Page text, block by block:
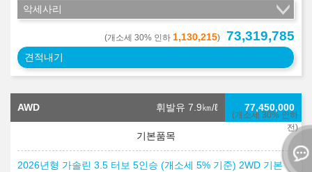
악세사리
(개소세 30% 인하 1,130,215) 73,319,785
견적내기
AWD 휘발유 7.9㎞/ℓ
(개소세 30% 인하
전)
77,450,000
2026년형 가솔린 3.5 터보 5인승 (개소세 5% 기준) 2WD 기본